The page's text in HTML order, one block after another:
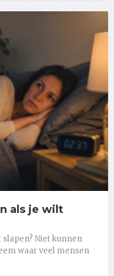
als je wilt
Niet kunnen
waar veel mensen